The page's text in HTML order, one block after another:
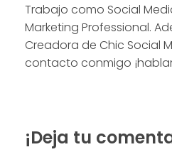
Trabajo como Social
Marketing Professional.
Creadora de Chic Social
contacto conmigo
¡Deja tu